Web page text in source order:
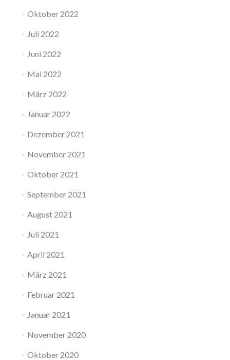
Oktober 2022
Juli 2022
Juni 2022
Mai 2022
März 2022
Januar 2022
Dezember 2021
November 2021
Oktober 2021
September 2021
August 2021
Juli 2021
April 2021
März 2021
Februar 2021
Januar 2021
November 2020
Oktober 2020